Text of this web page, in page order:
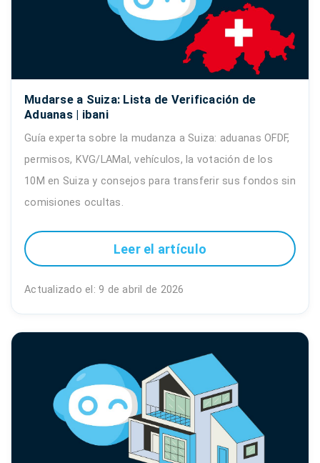
Mudarse a Suiza: Lista de Verificación de
Aduanas | ibani
Guía experta sobre la mudanza a Suiza: aduanas OFDF,
permisos, KVG/LAMal, vehículos, la votación de los
10M en Suiza y consejos para transferir sus fondos sin
comisiones ocultas.
Leer el artículo
Actualizado el: 9 de abril de 2026